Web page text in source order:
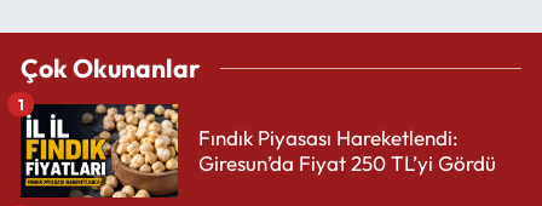
Çok Okunanlar
Fındık Piyasası Hareketlendi:
Giresun’da Fiyat 250 TL’yi Gördü
1